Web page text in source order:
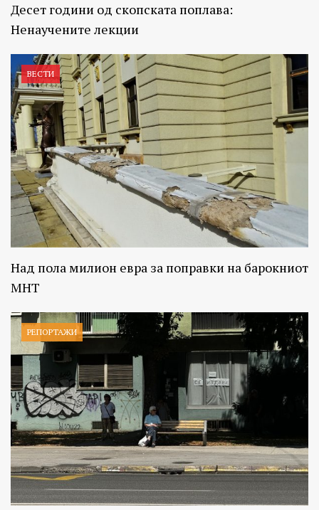
Десет години од скопската поплава:
Ненаучените лекции
ВЕСТИ
Над пола милион евра за поправки на барокниот
МНТ
РЕПОРТАЖИ